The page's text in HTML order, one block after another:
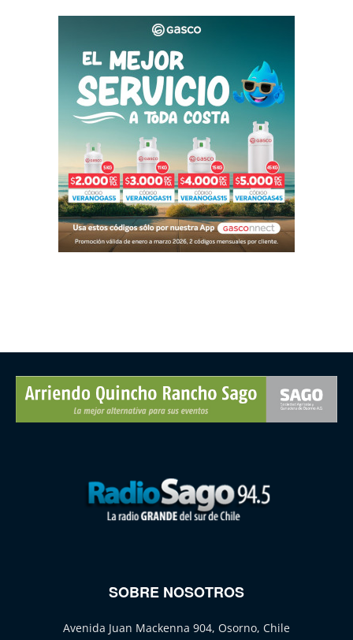
SOBRE NOSOTROS
Avenida Juan Mackenna 904, Osorno, Chile